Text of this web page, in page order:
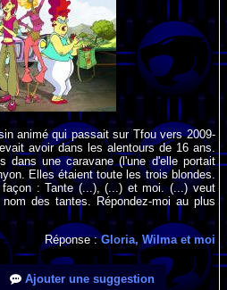
animé qui passait sur Tfou vers 2009-
avoir dans les alentours de 16 ans.
dans une caravane (l'une d'elle portait
Elles étaient toute les trois blondes.
: Tante (...), (...) et moi. (...) veut
des tantes. Répondez-moi au plus
Réponse :Gloria, Wilma et moi
Ajouter une suggestion